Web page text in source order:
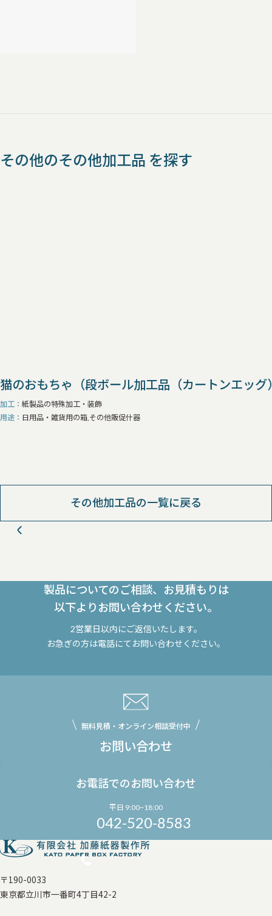
その他のその他加工品 を探す
猫のおもちゃ（段ボール加工品（カートンエッグ
加工
紙製品の特殊加工・装飾
用途
日用品・雑貨用の箱,その他販促什器
その他加工品の一覧に戻る
製品についてのご相談、お見積もりは
以下よりお問い合わせください。
2営業日以内にご返信いたします。
お急ぎの方は電話にてお問い合わせください。
無料見積・オンライン相談受付中
お問い合わせ
お電話でのお問い合わせ
平日 9:00~18:00
042-520-8583
〒190-0033
東京都立川市一番町4丁目42-2